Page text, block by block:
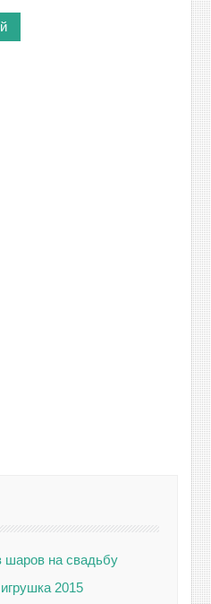
шаров на свадьбу
2015